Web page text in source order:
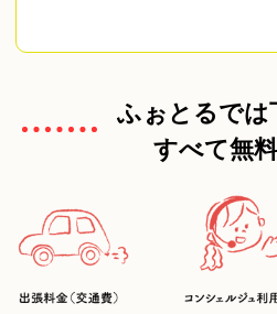
ふぉとるでは
すべて無